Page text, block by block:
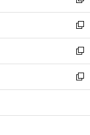
開
く
ウ
で
開
く
ン
ド
ウ
で
開
く
ウ
ィ
ン
ド
ウ
で
開
し
い
ウ
ィ
ン
ド
ウ
開
新
し
い
ウ
ィ
ン
ウ
新
し
い
ウ
ン
新
し
ウ